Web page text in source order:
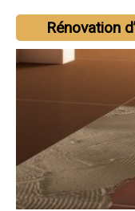
Rénovation